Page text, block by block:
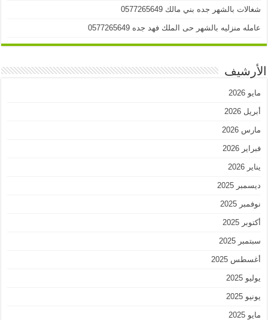
شغالات بالشهر جده بني مالك 0577265649
عامله منزليه بالشهر حى الملك فهد جده 0577265649
الأرشيف
مايو 2026
أبريل 2026
مارس 2026
فبراير 2026
يناير 2026
ديسمبر 2025
نوفمبر 2025
أكتوبر 2025
سبتمبر 2025
أغسطس 2025
يوليو 2025
يونيو 2025
مايو 2025